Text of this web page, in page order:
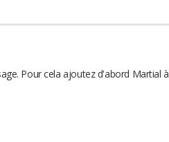
Pour cela ajoutez d'abord Martial à